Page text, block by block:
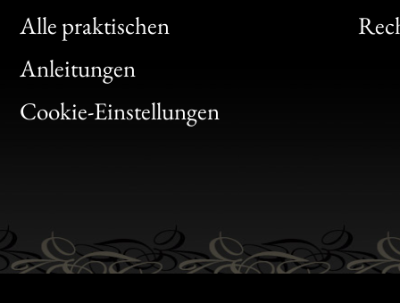
Alle praktischen
Anleitungen
Cookie-Einstellungen
Clic